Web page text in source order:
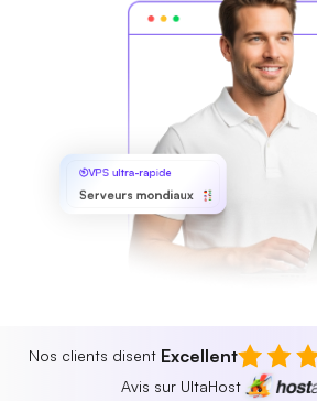
VPS ultra-rapide
Serveurs mondiaux
Nos clients disent Excellent
Avis sur UltaHost